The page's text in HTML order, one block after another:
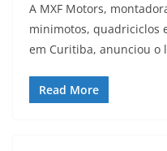
A MXF Motors,
minimotos, quadriciclos
em Curitiba, anunciou o
Read More